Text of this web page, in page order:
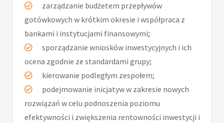
zarządzanie budżetem przepływów
gotówkowych w krótkim okresie i współpraca z
bankami i instytucjami finansowymi;
sporządzanie wniosków inwestycyjnych i ich
ocena zgodnie ze standardami grupy;
kierowanie podległym zespołem;
podejmowanie inicjatyw w zakresie nowych
rozwiązań w celu podnoszenia poziomu
efektywności i zwiększenia rentowności inwestycji i